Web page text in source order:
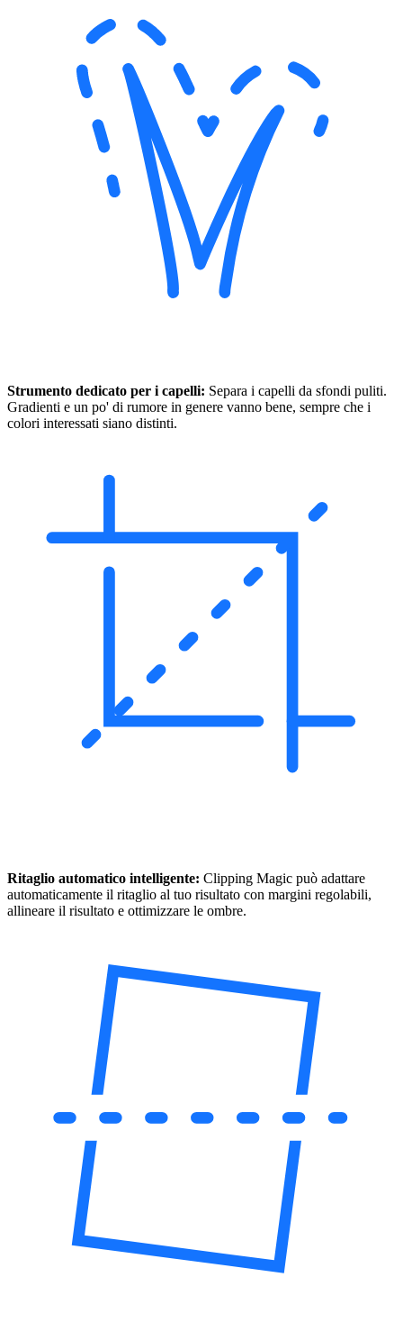
Strumento dedicato per i capelli: Separa i capelli da sfondi puliti.
Gradienti e un po' di rumore in genere vanno bene, sempre che i
colori interessati siano distinti.
Ritaglio automatico intelligente: Clipping Magic può adattare
automaticamente il ritaglio al tuo risultato con margini regolabili,
allineare il risultato e ottimizzare le ombre.